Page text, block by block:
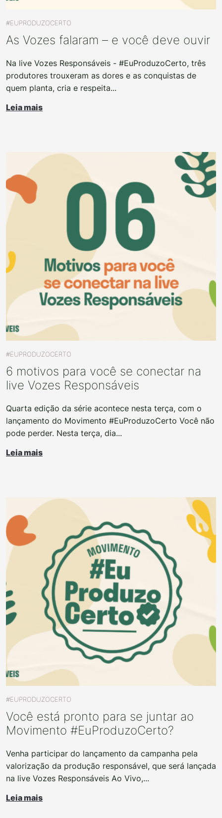
#EUPRODUZOCERTO
As Vozes falaram – e você deve ouvir
Na live Vozes Responsáveis - #EuProduzoCerto, três
produtores trouxeram as dores e as conquistas de
quem planta, cria e respeita...
Leia mais
#EUPRODUZOCERTO
6 motivos para você se conectar na
live Vozes Responsáveis
Quarta edição da série acontece nesta terça, com o
lançamento do Movimento #EuProduzoCerto Você não
pode perder. Nesta terça, dia...
Leia mais
#EUPRODUZOCERTO
Você está pronto para se juntar ao
Movimento #EuProduzoCerto?
Venha participar do lançamento da campanha pela
valorização da produção responsável, que será lançada
na live Vozes Responsáveis Ao Vivo,...
Leia mais